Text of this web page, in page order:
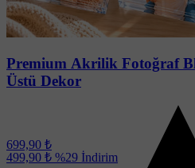
Soru-Cevap
Premium Akrilik Fotoğraf
Üstü Dekor
699,90 ₺
499,90 ₺ %29 İndirim